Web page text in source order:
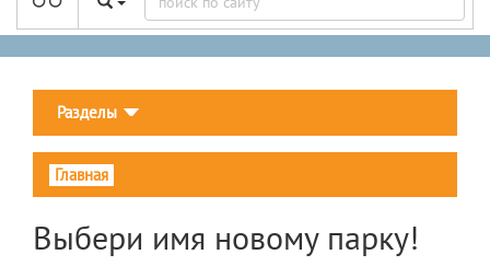
Разделы
Главная
Выбери имя новому парку!